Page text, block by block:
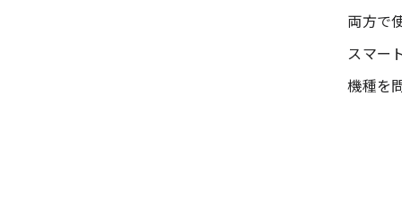
両方で
スマー
機種を